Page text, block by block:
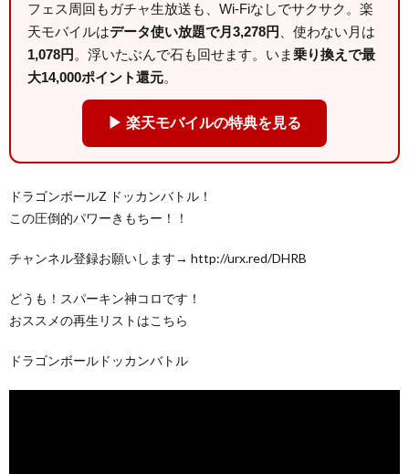
フェス周回もガチャ生放送も、Wi-Fiなしでサクサク。楽
天モバイルはデータ使い放題で月3,278円
、使わない月は
1,078円 。浮いたぶんで石も回せます。いま乗り換えで最
大14,000ポイント還元。
▶ 楽天モバイルの特典を見る
ドラゴンボールZ ドッカンバトル！
この圧倒的パワーきもちー！！
チャンネル登録お願いします→ http://urx.red/DHRB
どうも！スパーキン神コロです！
おススメの再生リストはこちら
ドラゴンボールドッカンバトル